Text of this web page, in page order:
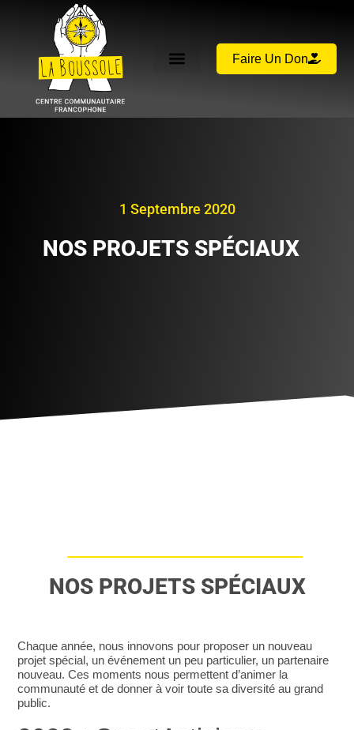
Faire Un Don
1 Septembre 2020
NOS PROJETS SPÉCIAUX
NOS PROJETS SPÉCIAUX
Chaque année, nous innovons pour proposer un nouveau
projet spécial, un événement un peu particulier, un partenaire
nouveau. Ces moments nous permettent d’animer la
communauté et de donner à voir toute sa diversité au grand
public.